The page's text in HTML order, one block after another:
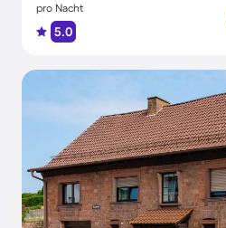
pro Nacht
5.0